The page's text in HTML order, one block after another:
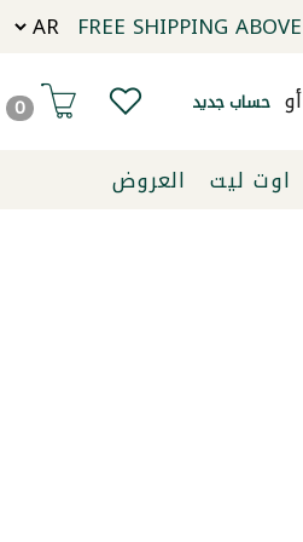
FREE SHIPPING
أو حساب جديد 0
اوت ليت
العروض